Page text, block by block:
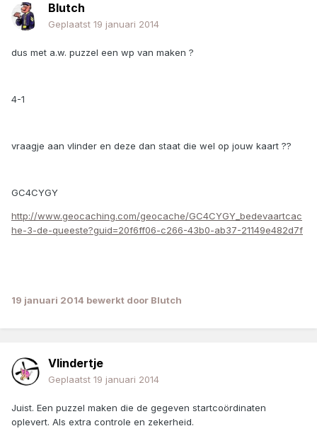
Blutch
Geplaatst 19 januari 2014
dus met a.w. puzzel een wp van maken ?
4-1
vraagje aan vlinder en deze dan staat die wel op jouw kaart ??
GC4CYGY
http://www.geocaching.com/geocache/GC4CYGY_bedevaartcac
he-3-de-queeste?guid=20f6ff06-c266-43b0-ab37-21149e482d7f
19 januari 2014 bewerkt door Blutch
Vlindertje
Geplaatst 19 januari 2014
Juist. Een puzzel maken die de gegeven startcoördinaten
oplevert. Als extra controle en zekerheid.